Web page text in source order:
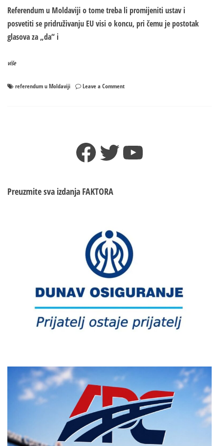
Referendum u Moldaviji o tome treba li promijeniti ustav i
posvetiti se pridruživanju EU visi o koncu, pri čemu je postotak
glasova za „da“ i
više
referendum u Moldaviji Leave a Commenton
razlika
Facebook
TwitterYouTube
Preuzmite sva izdanja FAKTORA